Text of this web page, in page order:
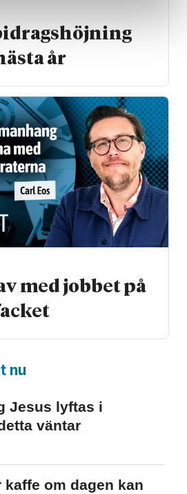
år
med jobbet på
nu
Jesus lyftas i
väntar
kaffe om dagen kan